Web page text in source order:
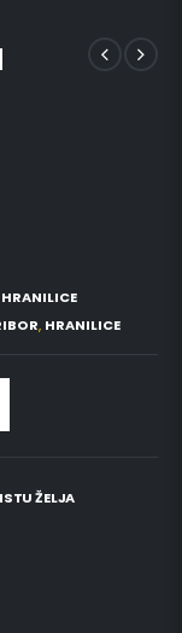
HRANILICE
, HRANILICE
ŽELJA